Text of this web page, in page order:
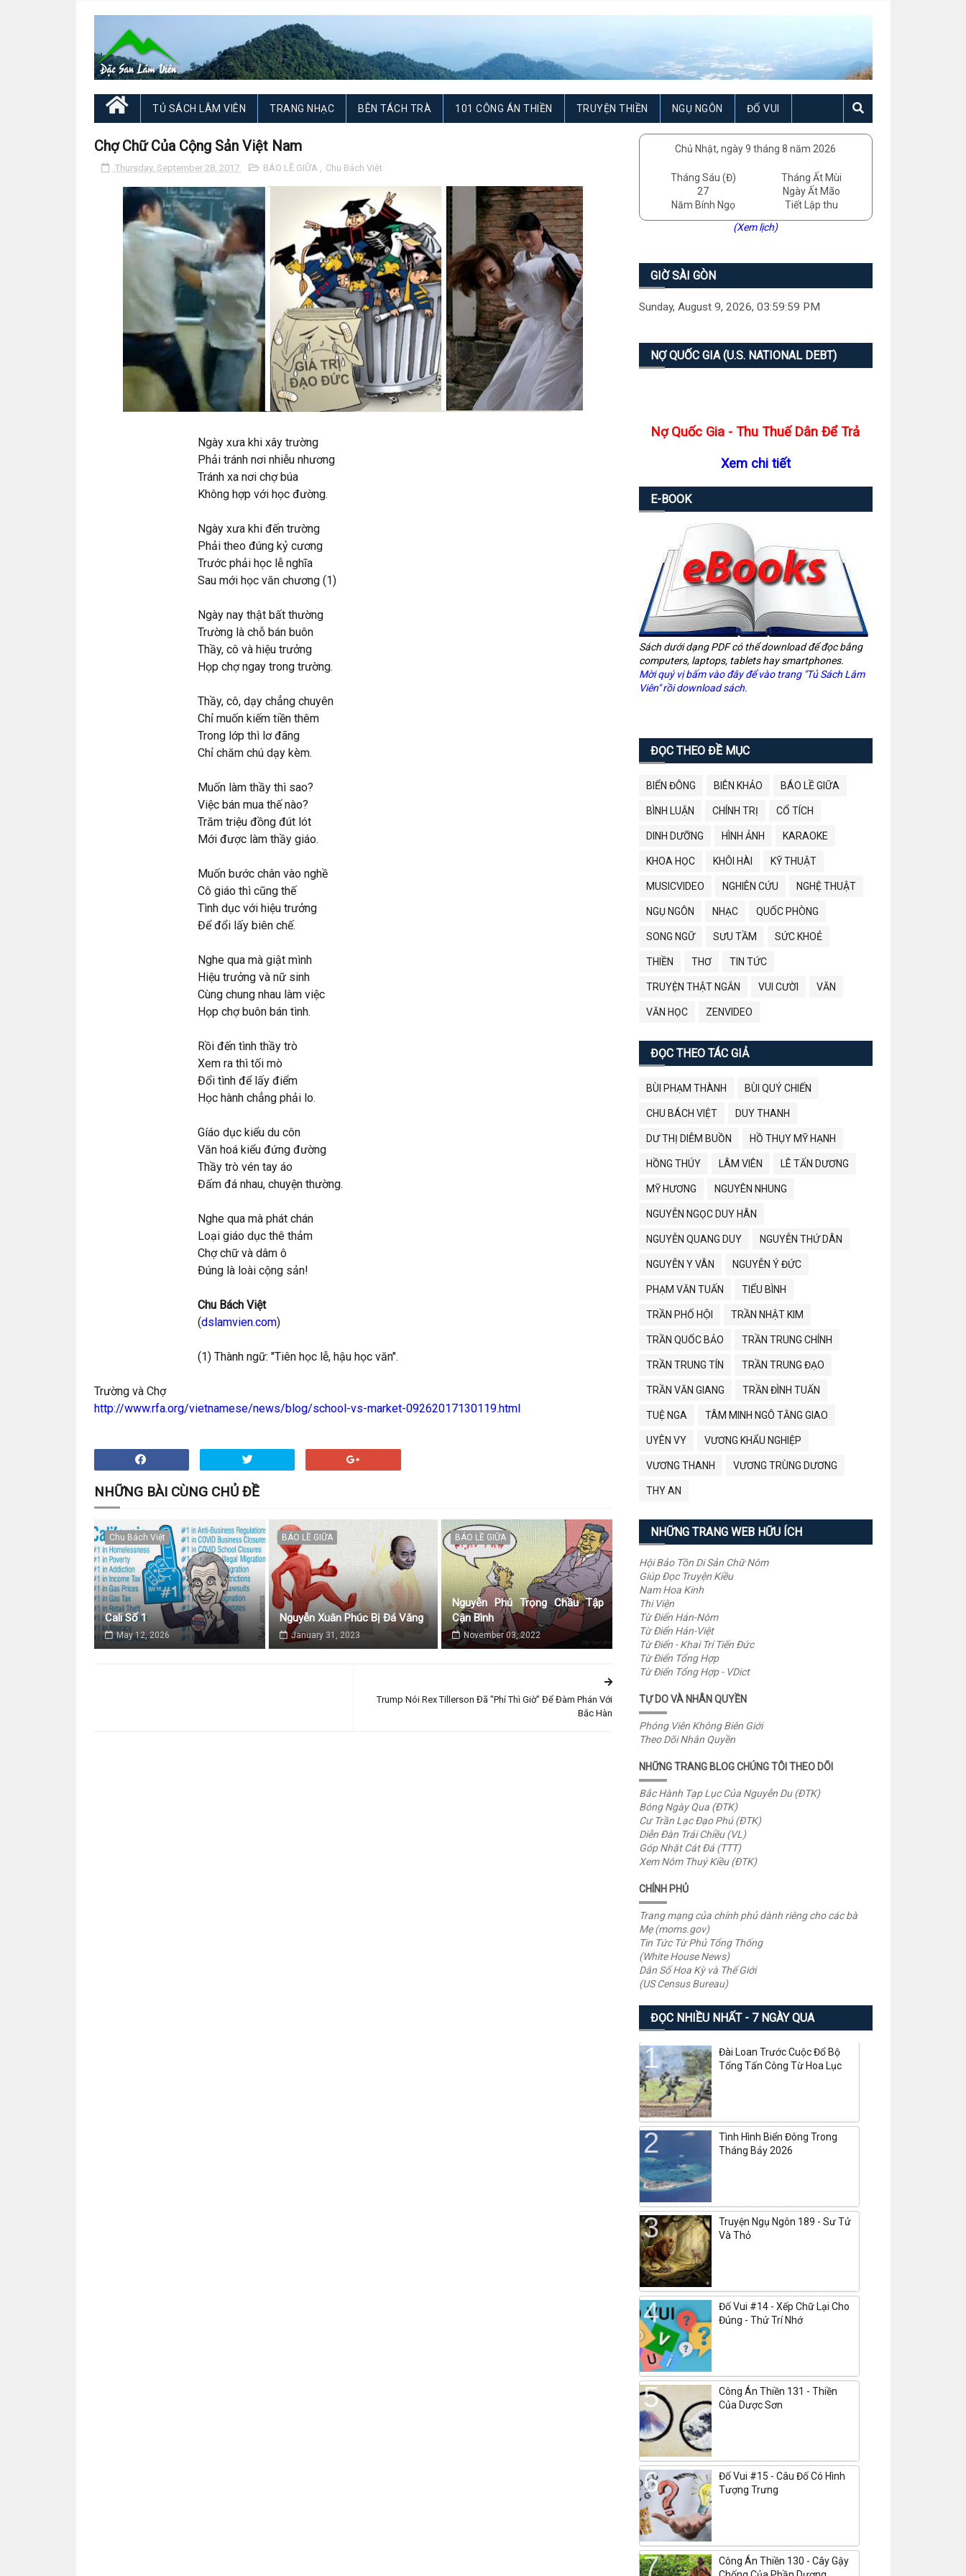
TỦ SÁCH LÂM VIÊN TRANG NHẠC BÊN TÁCH TRÀ 101 CÔNG ÁN THIỀN TRUYỆN THIỀN NGỤ NGÔN ĐỐ VUI
Chợ Chữ Của Cộng Sản Việt Nam
Thursday, September 28, 2017 BÁO LỀ GIỮA , Chu Bách Việt
Ngày xưa khi xây trường
Phải tránh nơi nhiễu nhương
Tránh xa nơi chợ búa
Không hợp với học đường.
Ngày xưa khi đến trường
Phải theo đúng kỷ cương
Trước phải học lễ nghĩa
Sau mới học văn chương (1)
Ngày nay thật bất thường
Trường là chỗ bán buôn
Thầy, cô và hiệu trưởng
Họp chợ ngay trong trường.
Thầy, cô, dạy chẳng chuyên
Chỉ muốn kiếm tiền thêm
Trong lớp thì lơ đãng
Chỉ chăm chú dạy kèm.
Muốn làm thầy thì sao?
Việc bán mua thế nào?
Trăm triệu đồng đút lót
Mới được làm thầy giáo.
Muốn bước chân vào nghề
Cô giáo thì cũng thế
Tình dục với hiệu trưởng
Để đổi lấy biên chế.
Nghe qua mà giật mình
Hiệu trưởng và nữ sinh
Cùng chung nhau làm việc
Họp chợ buôn bán tình.
Rồi đến tình thầy trò
Xem ra thì tối mò
Đổi tình để lấy điểm
Học hành chẳng phải lo.
Gíáo dục kiểu du côn
Văn hoá kiểu đứng đường
Thầy trò vén tay áo
Đấm đá nhau, chuyện thường.
Nghe qua mà phát chán
Loại giáo dục thê thảm
Chợ chữ và dâm ô
Đúng là loài cộng sản!
Chu Bách Việt
(dslamvien.com)
(1) Thành ngữ: "Tiên học lễ, hậu học văn".
Trường và Chợ
http://www.rfa.org/vietnamese/news/blog/school-vs-market-09262017130119.html
NHỮNG BÀI CÙNG CHỦ ĐỀ
Chu Bách Việt
Cali Số 1
May 12, 2026
BÁO LỀ GIỮA
Nguyễn Xuân Phúc Bị Đá Văng
January 31, 2023
BÁO LỀ GIỮA
Nguyễn Phú Trọng Chầu Tập
Cận Bình
November 03, 2022
Trump Nói Rex Tillerson Đã "Phí Thì Giờ" Để Đàm Phán Với
Bắc Hàn
Chủ Nhật, ngày 9 tháng 8 năm 2026
Tháng Sáu (Đ)
27
Năm Bính Ngọ
Tháng Ất Mùi
Ngày Ất Mão
Tiết Lập thu
(Xem lịch)
GIỜ SÀI GÒN
Sunday, August 9, 2026, 04:00:00 PM
NỢ QUỐC GIA (U.S. NATIONAL DEBT)
Nợ Quốc Gia - Thu Thuế Dân Để Trả
Xem chi tiết
E-BOOK
Sách dưới dạng PDF có thể download để đọc bằng
computers, laptops, tablets hay smartphones.
Mời quý vị bấm vào đây để vào trang "Tủ Sách Lâm
Viên" rồi download sách.
ĐỌC THEO ĐỀ MỤC
BIỂN ĐÔNG BIÊN KHẢO BÁO LỀ GIỮA
BÌNH LUẬN CHÍNH TRỊ CỔ TÍCH
DINH DƯỠNG HÌNH ẢNH KARAOKE
KHOA HỌC KHÔI HÀI KỸ THUẬT
MUSICVIDEO NGHIÊN CỨU NGHỆ THUẬT
NGỤ NGÔN NHẠC QUỐC PHÒNG
SONG NGỮ SƯU TẦM SỨC KHOẺ
THIỀN THƠ TIN TỨC
TRUYỆN THẬT NGẮN VUI CƯỜI VĂN
VĂN HỌC ZENVIDEO
ĐỌC THEO TÁC GIẢ
BÙI PHẠM THÀNH BÙI QUÝ CHIẾN
CHU BÁCH VIỆT DUY THANH
DƯ THỊ DIỄM BUỒN HỒ THỤY MỸ HẠNH
HỒNG THÚY LÂM VIÊN LÊ TẤN DƯƠNG
MỸ HƯƠNG NGUYÊN NHUNG
NGUYỄN NGỌC DUY HÂN
NGUYỄN QUANG DUY NGUYỄN THỨ DÂN
NGUYỄN Y VÂN NGUYỄN Ý ĐỨC
PHẠM VĂN TUẤN TIỂU BÌNH
TRẦN PHỐ HỘI TRẦN NHẬT KIM
TRẦN QUỐC BẢO TRẦN TRUNG CHÍNH
TRẦN TRUNG TÍN TRẦN TRUNG ĐẠO
TRẦN VĂN GIANG TRẦN ĐÌNH TUẤN
TUỆ NGA TÂM MINH NGÔ TẰNG GIAO
UYÊN VY VƯƠNG KHẨU NGHIỆP
VƯƠNG THANH VƯƠNG TRÙNG DƯƠNG
THY AN
NHỮNG TRANG WEB HỮU ÍCH
Hội Bảo Tồn Di Sản Chữ Nôm
Giúp Đọc Truyện Kiều
Nam Hoa Kinh
Thi Viện
Từ Điển Hán-Nôm
Từ Điển Hán-Việt
Từ Điển - Khai Trí Tiến Đức
Từ Điển Tổng Hợp
Từ Điển Tổng Hợp - VDict
TỰ DO VÀ NHÂN QUYỀN
Phóng Viên Không Biên Giới
Theo Dõi Nhân Quyền
NHỮNG TRANG BLOG CHÚNG TÔI THEO DÕI
Bắc Hành Tạp Lục Của Nguyễn Du (ĐTK)
Bóng Ngày Qua (ĐTK)
Cư Trần Lạc Đạo Phú (ĐTK)
Diễn Đàn Trái Chiều (VL)
Góp Nhặt Cát Đá (TTT)
Xem Nôm Thuý Kiều (ĐTK)
CHÍNH PHỦ
Trang mạng của chính phủ dành riêng cho các bà
Mẹ (moms.gov)
Tin Tức Từ Phủ Tổng Thống
(White House News)
Dân Số Hoa Kỳ và Thế Giới
(US Census Bureau)
ĐỌC NHIỀU NHẤT - 7 NGÀY QUA
Đài Loan Trước Cuộc Đổ Bộ
Tổng Tấn Công Từ Hoa Lục
Tình Hình Biển Đông Trong
Tháng Bảy 2026
Truyện Ngụ Ngôn 189 - Sư Tử
Và Thỏ
Đố Vui #14 - Xếp Chữ Lại Cho
Đúng - Thử Trí Nhớ
Công Án Thiền 131 - Thiền
Của Dược Sơn
Đố Vui #15 - Câu Đố Có Hình
Tượng Trưng
Công Án Thiền 130 - Cây Gậy